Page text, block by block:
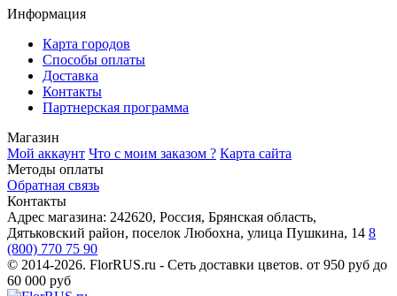
Информация
Карта городов
Способы оплаты
Доставка
Контакты
Партнерская программа
Магазин
Мой аккаунт Что с моим заказом ? Карта сайта
Методы оплаты
Обратная связь
Контакты
Адрес магазина: 242620, Россия, Брянская область,
Дятьковский район, поселок Любохна, улица Пушкина, 14 8
(800) 770 75 90
© 2014-2026. FlorRUS.ru - Сеть доставки цветов. от 950 руб до
60 000 руб